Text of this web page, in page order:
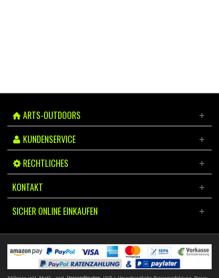
ARTS-OUTDOORS
KUNDENSERVICE
RECHTLICHES
KONTAKT
SICHER ONLINE EINKAUFEN